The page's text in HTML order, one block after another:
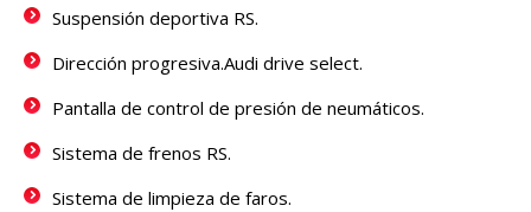
Suspensión deportiva RS.
Dirección progresiva.Audi drive select.
Pantalla de control de presión de neumáticos.
Sistema de frenos RS.
Sistema de limpieza de faros.